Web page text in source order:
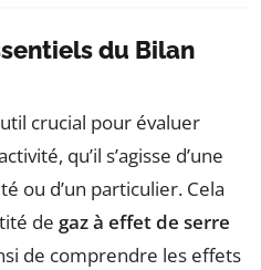
du Bilan
crucial pour évaluer
qu’il s’agisse d’une
ou d’un particulier. Cela
de gaz à effet de serre
de comprendre les effets